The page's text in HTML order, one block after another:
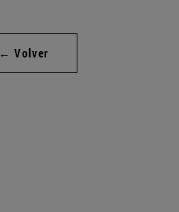
← Volver